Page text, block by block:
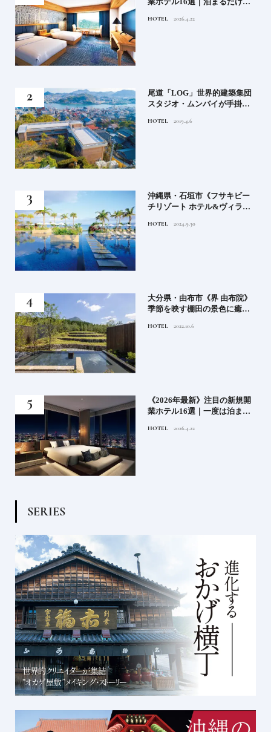
ル
HOTEL 2026.4.22
尾道「LOG」世界的建築集団
スタジオ・ムンバイが手掛け
HOTEL 2019.4.6
沖縄県・石垣市《フサキビー
チリゾート ホテル&ヴィラ
でゆるりと島時間を楽しむ
HOTEL 2024.9.30
大分県・由布市《界 由布院》
季節を映す棚田の景色に癒さ
HOTEL 2022.10.6
《2026年最新》注目の新規開
業ホテル16選｜一度は泊まり
ホテル
HOTEL 2026.4.22
SERIES